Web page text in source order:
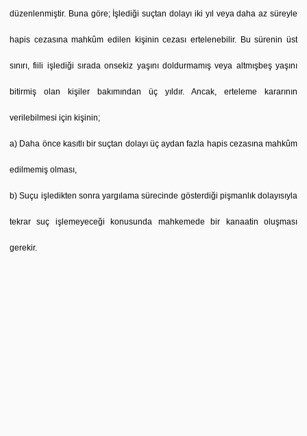
düzenlenmiştir. Buna göre; İşlediği suçtan dolayı iki yıl veya daha az süreyle
hapis cezasına mahkûm edilen kişinin cezası ertelenebilir. Bu sürenin üst
sınırı, fiili işlediği sırada onsekiz yaşını doldurmamış veya altmışbeş yaşını
bitirmiş olan kişiler bakımından üç yıldır. Ancak, erteleme kararının
verilebilmesi için kişinin;
a) Daha önce kasıtlı bir suçtan dolayı üç aydan fazla hapis cezasına mahkûm
edilmemiş olması,
b) Suçu işledikten sonra yargılama sürecinde gösterdiği pişmanlık dolayısıyla
tekrar suç işlemeyeceği konusunda mahkemede bir kanaatin oluşması
gerekir.